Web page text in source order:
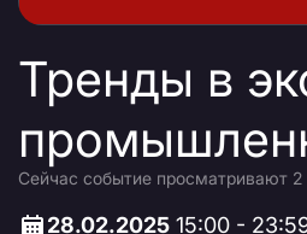
Тренды в
закупках:
Сейчас событие просматривают 2
28.02.2025 15:00 -